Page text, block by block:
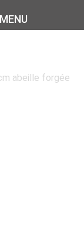
MENU
abeille forgée